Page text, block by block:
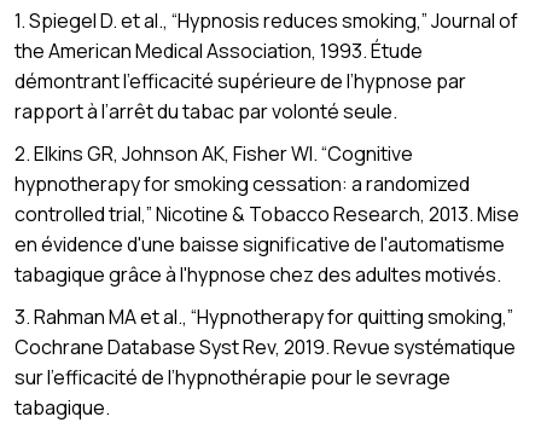
1. Spiegel D. et al., “Hypnosis reduces smoking,” Journal of
the American Medical Association, 1993. Étude
démontrant l’efficacité supérieure de l’hypnose par
rapport à l’arrêt du tabac par volonté seule.
2. Elkins GR, Johnson AK, Fisher WI. “Cognitive
hypnotherapy for smoking cessation: a randomized
controlled trial,” Nicotine & Tobacco Research, 2013. Mise
en évidence d'une baisse significative de l'automatisme
tabagique grâce à l'hypnose chez des adultes motivés.
3. Rahman MA et al., “Hypnotherapy for quitting smoking,”
Cochrane Database Syst Rev, 2019. Revue systématique
sur l’efficacité de l’hypnothérapie pour le sevrage
tabagique.